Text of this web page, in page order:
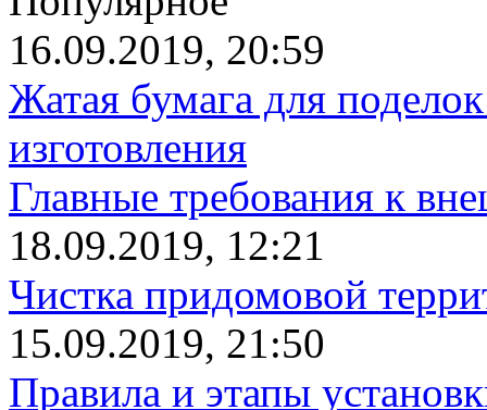
16.09.2019, 20:59
Жатая бумага для
изготовления
Главные требования к
18.09.2019, 12:21
Чистка придомовой
15.09.2019, 21:50
Правила и этапы